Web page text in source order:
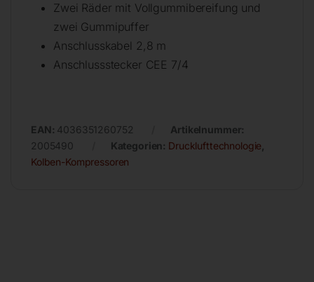
Zwei Räder mit Vollgummibereifung und
zwei Gummipuffer
Anschlusskabel 2,8 m
Anschlussstecker CEE 7/4
EAN: 4036351260752
Artikelnummer:
2005490
Kategorien: Drucklufttechnologie
Kolben-Kompressoren